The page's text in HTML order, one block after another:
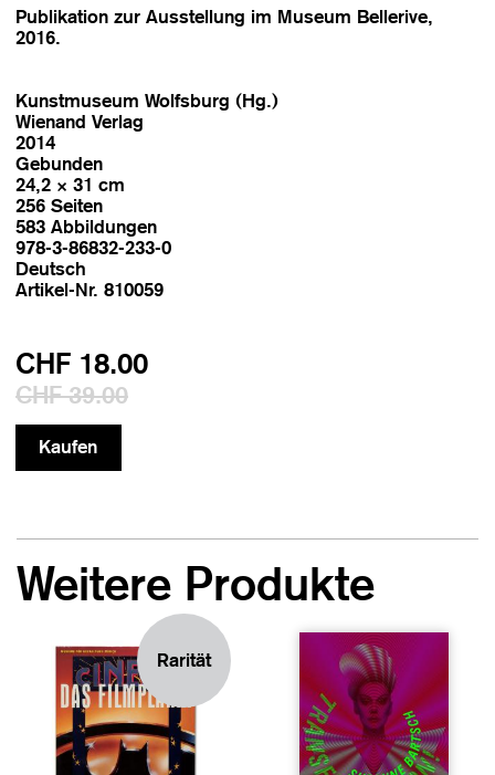
Publikation zur Ausstellung im Museum Bellerive,
2016.
Kunstmuseum Wolfsburg (Hg.)
Wienand Verlag
2014
Gebunden
24,2 × 31 cm
256 Seiten
583 Abbildungen
978-3-86832-233-0
Deutsch
Artikel-Nr. 810059
CHF 18.00
CHF 39.00
Weitere Produkte
Rarität